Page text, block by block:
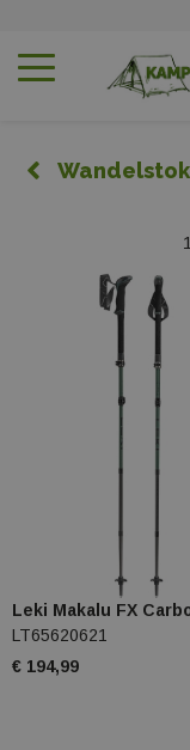
Leki Makalu FX
LT65620621
€ 194,99